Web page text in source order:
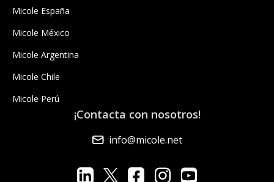
Micole España
Micole México
Micole Argentina
Micole Chile
Micole Perú
¡Contacta con nosotros!
info@micole.net